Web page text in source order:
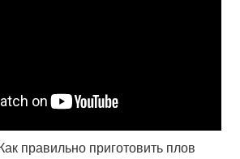
правильно приготовить плов